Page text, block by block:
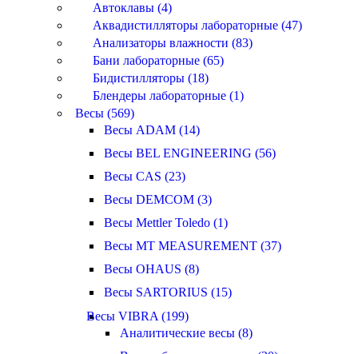
Автоклавы (4)
Аквадистилляторы лабораторные (47)
Анализаторы влажности (83)
Бани лабораторные (65)
Бидистилляторы (18)
Блендеры лабораторные (1)
Весы (569)
Весы ADAM (14)
Весы BEL ENGINEERING (56)
Весы CAS (23)
Весы DEMCOM (3)
Весы Mettler Toledo (1)
Весы MT MEASUREMENT (37)
Весы OHAUS (8)
Весы SARTORIUS (15)
Весы VIBRA (199)
Аналитические весы (8)